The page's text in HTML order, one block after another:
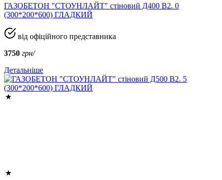
ГАЗОБЕТОН "СТОУНЛАЙТ" стіновий Д400 В2. 0
(300*200*600) ГЛАДКИЙ
від офіційного представника
3750 грн/
Детальніше